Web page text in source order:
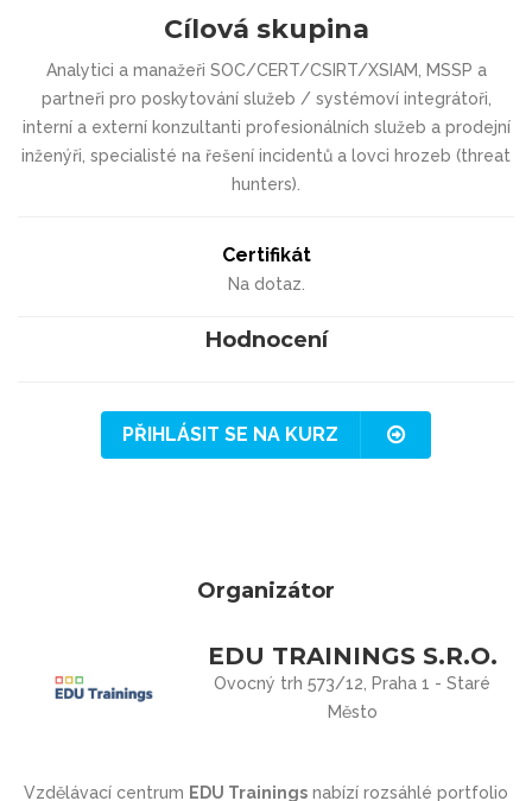
Cílová skupina
Analytici a manažeři SOC/CERT/CSIRT/XSIAM, MSSP a
partneři pro poskytování služeb / systémoví integrátoři,
interní a externí konzultanti profesionálních služeb a prodejní
inženýři, specialisté na řešení incidentů a lovci hrozeb (threat
hunters).
Certifikát
Na dotaz.
Hodnocení
PŘIHLÁSIT SE NA KURZ
Organizátor
EDU TRAININGS S.R.O.
Ovocný trh 573/12, Praha 1 - Staré
Město
Vzdělávací centrum EDU Trainings nabízí rozsáhlé portfolio